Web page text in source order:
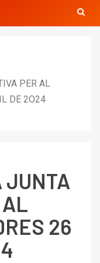
PER AL
DE 2O24
JUNTA
26